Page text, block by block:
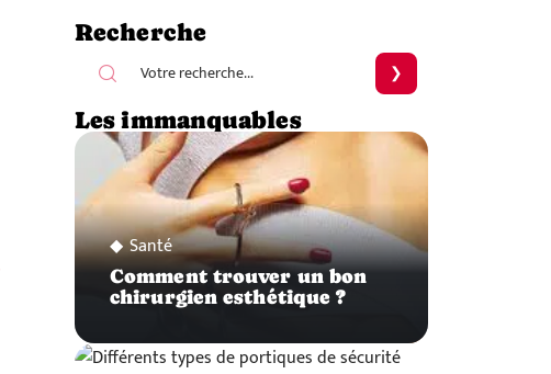
Recherche
Les immanquables
Santé
Comment trouver un bon
chirurgien esthétique ?